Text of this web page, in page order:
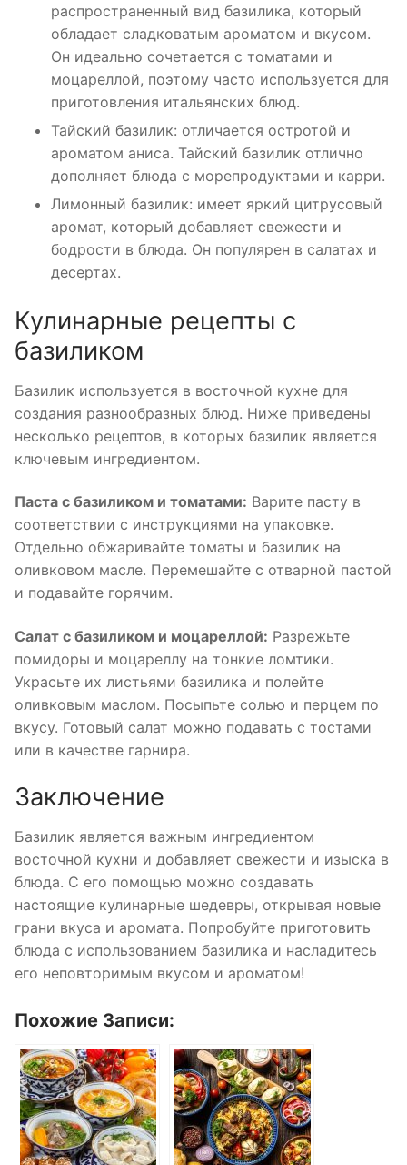
распространенный вид базилика, который
обладает сладковатым ароматом и вкусом.
Он идеально сочетается с томатами и
моцареллой, поэтому часто используется для
приготовления итальянских блюд.
Тайский базилик: отличается остротой и
ароматом аниса. Тайский базилик отлично
дополняет блюда с морепродуктами и карри.
Лимонный базилик: имеет яркий цитрусовый
аромат, который добавляет свежести и
бодрости в блюда. Он популярен в салатах и
десертах.
Кулинарные рецепты с
базиликом
Базилик используется в восточной кухне для
создания разнообразных блюд. Ниже приведены
несколько рецептов, в которых базилик является
ключевым ингредиентом.
Паста с базиликом и томатами: Варите пасту в
соответствии с инструкциями на упаковке.
Отдельно обжаривайте томаты и базилик на
оливковом масле. Перемешайте с отварной пастой
и подавайте горячим.
Салат с базиликом и моцареллой: Разрежьте
помидоры и моцареллу на тонкие ломтики.
Украсьте их листьями базилика и полейте
оливковым маслом. Посыпьте солью и перцем по
вкусу. Готовый салат можно подавать с тостами
или в качестве гарнира.
Заключение
Базилик является важным ингредиентом
восточной кухни и добавляет свежести и изыска в
блюда. С его помощью можно создавать
настоящие кулинарные шедевры, открывая новые
грани вкуса и аромата. Попробуйте приготовить
блюда с использованием базилика и насладитесь
его неповторимым вкусом и ароматом!
Похожие Записи: